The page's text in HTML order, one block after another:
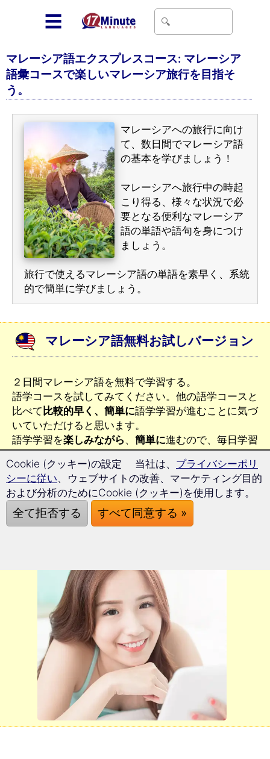
☰
マレーシア語エクスプレスコース: マレーシア
語彙コースで楽しいマレーシア旅行を目指そ
う。
マレーシアへの旅行に向け
て、数日間でマレーシア語
の基本を学びましょう！
マレーシアへ旅行中の時起
こり得る、様々な状況で必
要となる便利なマレーシア
語の単語や語句を身につけ
ましょう。
旅行で使えるマレーシア語の単語を素早く、系統
的で簡単に学びましょう。
マレーシア語無料お試しバージョン
２日間マレーシア語を無料で学習する。
語学コースを試してみてください。他の語学コースと
比べて 比較的早く、簡単に語学学習が進むことに気づ
いていただけると思います。
語学学習を楽しみながら、 簡単に進むので、毎日学習
を続けるモチベーションがでることを体験してみてく
ださい。
この二日間で学べる量に驚くでしょう。
Cookie (クッキー)の設定 当社は、 プライバシーポリ
シーに従い、ウェブサイトの改善、マーケティング目的
および分析のためにCookie (クッキー)を使用します。
全て拒否する すべて同意する »